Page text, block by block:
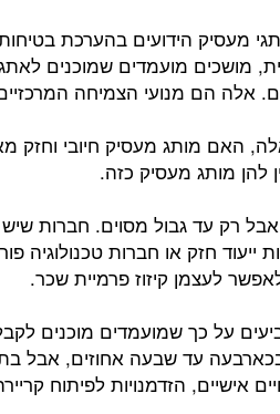
מעסיק הידועים בהערכת בטיחות
מושכים מועמדים שמוכנים
אלה הם מנועי הצמיחה
האם מותג מעסיק חיובי וחזק
להן מותג מעסיק כזה.
רק עד גבול מסוים. חברות שיש
ייעוד חזק או חברות טכנולוגיה
לעצמן קיזוז פרמיית שכר.
על כך שמועמדים מוכנים
עד שבעה אחוזים, אבל
אישיים, הזדמנויות לפיתוח